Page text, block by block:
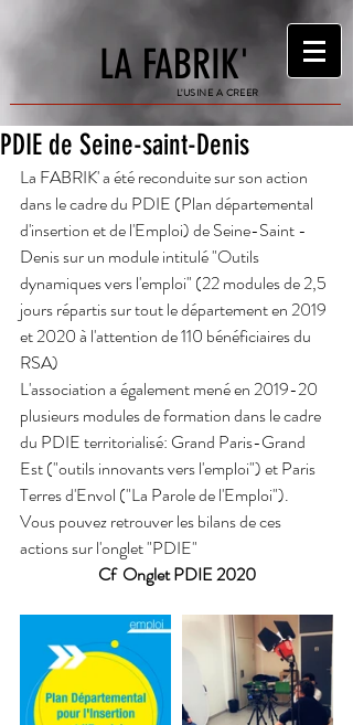
LA FABRIK'
L'USINE A CREER
PDIE de Seine-saint-Denis
La FABRIK' a été reconduite sur son action
dans le cadre du PDIE (Plan départemental
d'insertion et de l'Emploi) de Seine-Saint -
Denis sur un module intitulé "Outils
dynamiques vers l'emploi" (22 modules de 2,5
jours répartis sur tout le département en 2019
et 2020 à l'attention de 110 bénéficiaires du
RSA)
L'association a également mené en 2019-20
plusieurs modules de formation dans le cadre
du PDIE territorialisé: Grand Paris-Grand
Est ("outils innovants vers l'emploi") et Paris
Terres d'Envol ("La Parole de l'Emploi").
Vous pouvez retrouver les bilans de ces
actions sur l'onglet "PDIE"
Cf  Onglet PDIE 2020